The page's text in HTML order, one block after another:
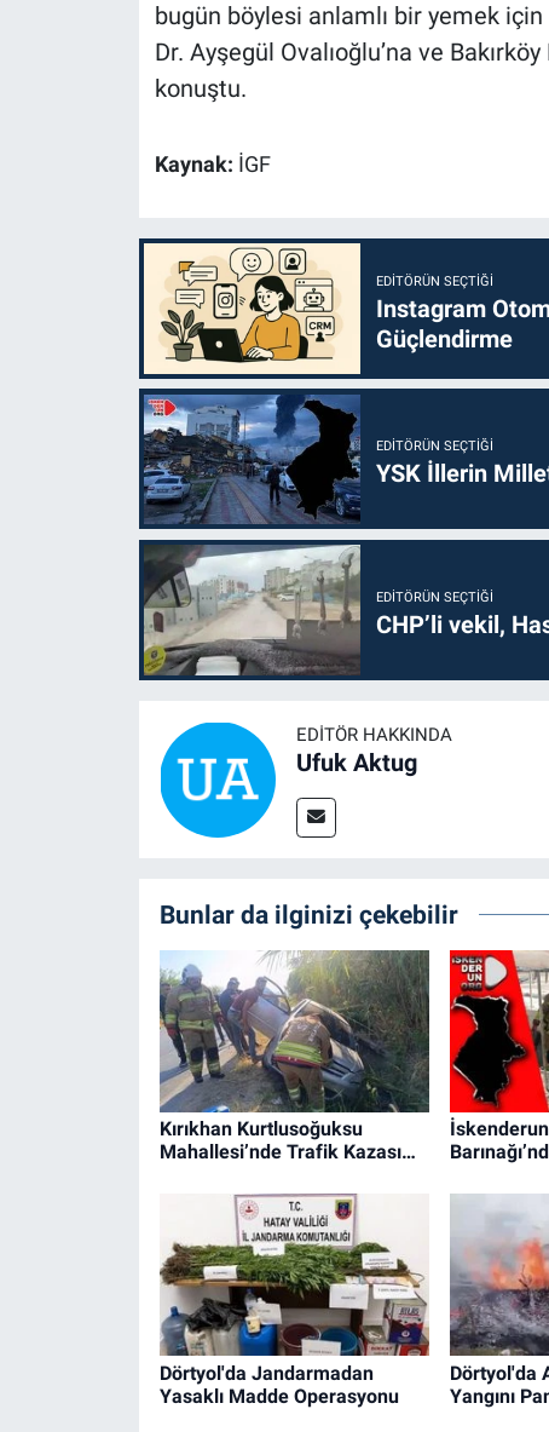
bugün böylesi anlamlı bir yemek için
Dr. Ayşegül Ovalıoğlu’na ve
konuştu.
Kaynak: İGF
EDITÖRÜN SEÇTIĞI
Instagram
Güçlendirme
EDITÖRÜN SEÇTIĞI
YSK İllerin
EDITÖRÜN SEÇTIĞI
CHP’li vekil,
EDITÖR HAKKINDA
Ufuk Aktug
Bunlar da ilginizi çekebilir
Kırıkhan Kurtlusoğuksu
Mahallesi’nde Trafik Kazası…
İskenderun
Dörtyol'da Jandarmadan
Yasaklı Madde Operasyonu
Dörtyol'da
Yangını